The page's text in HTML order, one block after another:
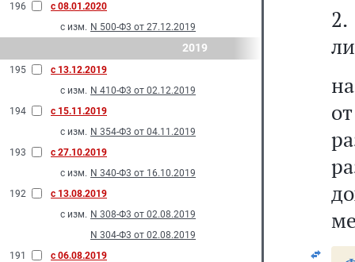
196
с 08.01.2020
с изм. N 500-Ф3 от 27.12.2019
2019
195
с 13.12.2019
с изм. N 410-Ф3 от 02.12.2019
194
с 15.11.2019
с изм. N 354-Ф3 от 04.11.2019
193
с 27.10.2019
с изм. N 340-Ф3 от 16.10.2019
192
с 13.08.2019
с изм. N 308-Ф3 от 02.08.2019
N 304-Ф3 от 02.08.2019
191
с 06.08.2019